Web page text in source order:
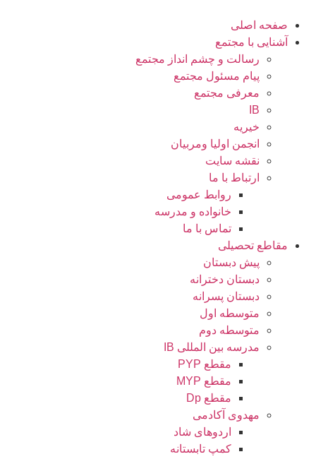
محتوا
صفحه اصلی
آشنایی با مجتمع
رسالت و چشم انداز مجتمع
پیام مسئول مجتمع
معرفی مجتمع
IB
خیریه
انجمن اولیا ومربیان
نقشه سایت
ارتباط با ما
روابط عمومی
خانواده و مدرسه
تماس با ما
مقاطع تحصیلی
پیش دبستان
دبستان دخترانه
دبستان پسرانه
متوسطه اول
متوسطه دوم
مدرسه بین المللی IB
مقطع PYP
مقطع MYP
مقطع Dp
مهدوی آکادمی
اردوهای شاد
کمپ تابستانه